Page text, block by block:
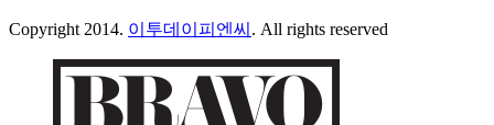
Copyright 2014. 이투데이피엔씨 . All rights reserved